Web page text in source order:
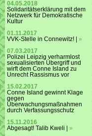
04.05.2018
Solidaritätserklärung mit dem
Netzwerk für Demokratische
Kultur
01.11.2017
VVK-Stelle in Connewitz! | »
07.03.2017
Polizei Leipzig verharmlost
sexualisierten Übergriff und
wirft dem Conne Island zu
Unrecht Rassismus vor
15.02.2017
Conne Island gewinnt Klage
gegen
Überwachungsmaßnahmen
durch Verfassungsschutz
15.11.2016
Abgesagt! Talib Kweli | »